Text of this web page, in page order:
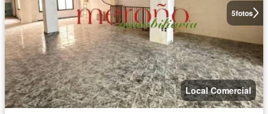
5fotos
Local Comercial